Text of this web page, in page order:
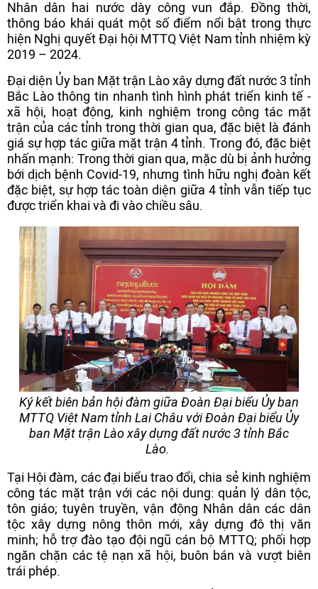
Nhân dân hai nước dày công vun đắp. Đồng thời,
thông báo khái quát một số điểm nổi bật trong thực
hiện Nghị quyết Đại hội MTTQ Việt Nam tỉnh nhiệm kỳ
2019 – 2024.
Đại diện Ủy ban Mặt trận Lào xây dựng đất nước 3 tỉnh
Bắc Lào thông tin nhanh tình hình phát triển kinh tế -
xã hội, hoạt động, kinh nghiệm trong công tác mặt
trận của các tỉnh trong thời gian qua, đặc biệt là đánh
giá sự hợp tác giữa mặt trận 4 tỉnh. Trong đó, đặc biệt
nhấn mạnh: Trong thời gian qua, mặc dù bị ảnh hưởng
bới dịch bệnh Covid-19, nhưng tình hữu nghị đoàn kết
đặc biệt, sự hợp tác toàn diện giữa 4 tỉnh vẫn tiếp tục
được triển khai và đi vào chiều sâu.
Ký kết biên bản hội đàm giữa Đoàn Đại biểu Ủy ban
MTTQ Việt Nam tỉnh Lai Châu với Đoàn Đại biểu Ủy
ban Mặt trận Lào xây dựng đất nước 3 tỉnh Bắc
Lào.
Tại Hội đàm, các đại biểu trao đổi, chia sẻ kinh nghiệm
công tác mặt trận với các nội dung: quản lý dân tộc,
tôn giáo; tuyên truyền, vận động Nhân dân các dân
tộc xây dựng nông thôn mới, xây dựng đô thị văn
minh; hỗ trợ đào tạo đội ngũ cán bộ MTTQ; phối hợp
ngăn chặn các tệ nạn xã hội, buôn bán và vượt biên
trái phép.